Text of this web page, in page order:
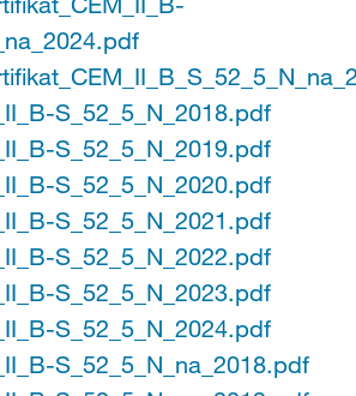
S_52_5_N_2018.pdf
S_52_5_N_2019.pdf
S_52_5_N_2020.pdf
S_52_5_N_2021.pdf
S_52_5_N_2022.pdf
S_52_5_N_2023.pdf
S_52_5_N_2024.pdf
S_52_5_N_na_2018.pdf